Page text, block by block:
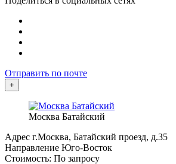
Отправить по почте
+
Москва Батайский
Адрес г.Москва, Батайский проезд, д.35
Направление Юго-Восток
Стоимость: По запросу